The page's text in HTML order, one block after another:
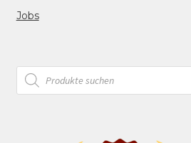
Jobs
Products
search